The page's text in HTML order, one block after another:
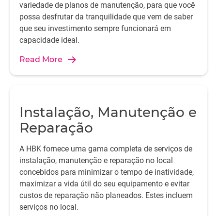
variedade de planos de manutenção, para que você
possa desfrutar da tranquilidade que vem de saber
que seu investimento sempre funcionará em
capacidade ideal.
Read More
Instalação, Manutenção e
Reparação
A HBK fornece uma gama completa de serviços de
instalação, manutenção e reparação no local
concebidos para minimizar o tempo de inatividade,
maximizar a vida útil do seu equipamento e evitar
custos de reparação não planeados. Estes incluem
serviços no local.